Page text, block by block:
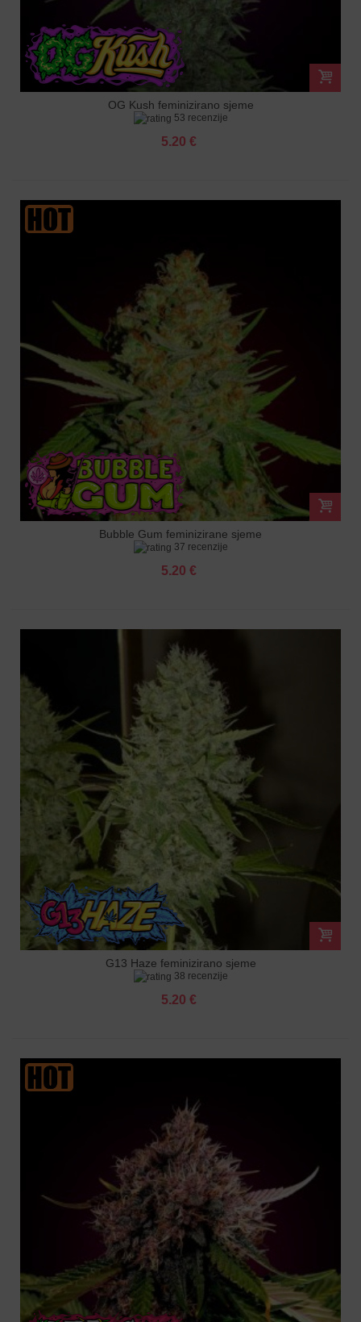
OG Kush feminizirano sjeme
53 recenzije
5.20 €
Bubble Gum feminizirane sjeme
37 recenzije
5.20 €
G13 Haze feminizirano sjeme
38 recenzije
5.20 €